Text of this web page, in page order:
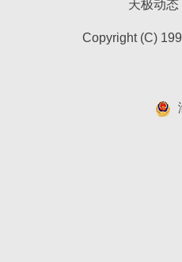
天极动态
Copyright (C)